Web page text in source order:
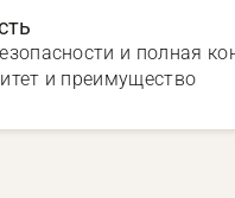
и полная
и преимущество